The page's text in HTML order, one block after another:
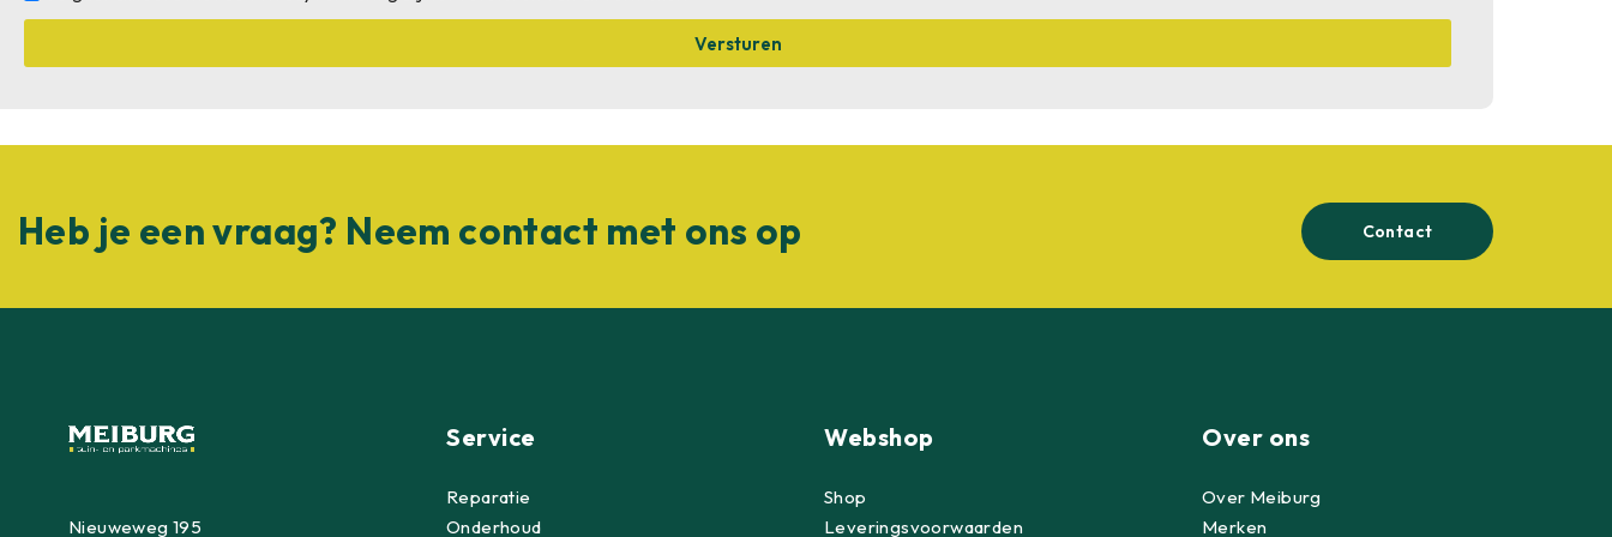
Versturen
Heb je een vraag? Neem contact met ons op Contact
Nieuweweg 195
Service
Reparatie
Onderhoud
Webshop
Shop
Leveringsvoorwaarden
Over ons
Over Meiburg
Merken